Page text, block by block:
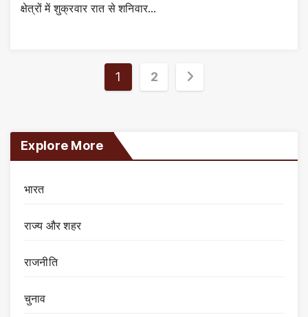
क्षेत्रों में शुक्रवार रात से शनिवार…
Posts
1 2
Explore More
भारत
राज्य और शहर
राजनीति
चुनाव